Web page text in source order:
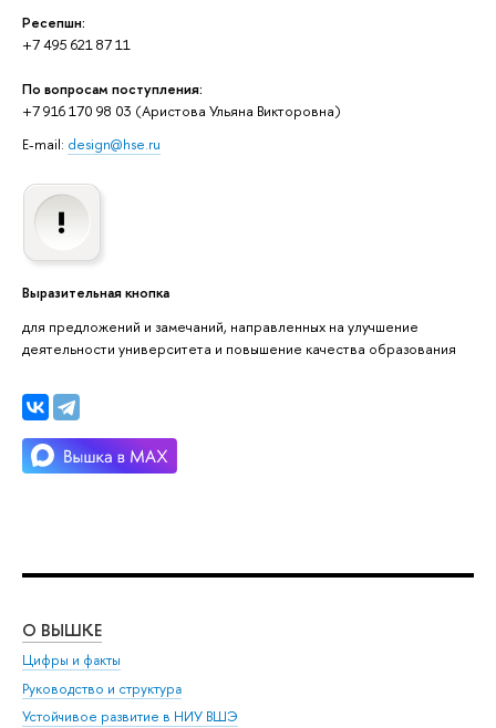
Ресепшн:
+7 495 621 87 11
По вопросам поступления:
+7 916 170 98 03 (Аристова Ульяна Викторовна)
E-mail: design@hse.ru
Выразительная кнопка
для предложений и замечаний, направленных на улучшение
деятельности университета и повышение качества образования
О ВЫШКЕ
Цифры и факты
Руководство и структура
Устойчивое развитие в НИУ ВШЭ